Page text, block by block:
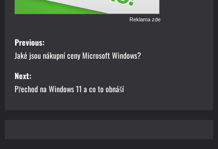
Reklama zde
P
o
s
t
Previous:
Jaké jsou nákupní ceny Microsoft Windows?
Next:
Přechod na Windows 11 a co to obnáší